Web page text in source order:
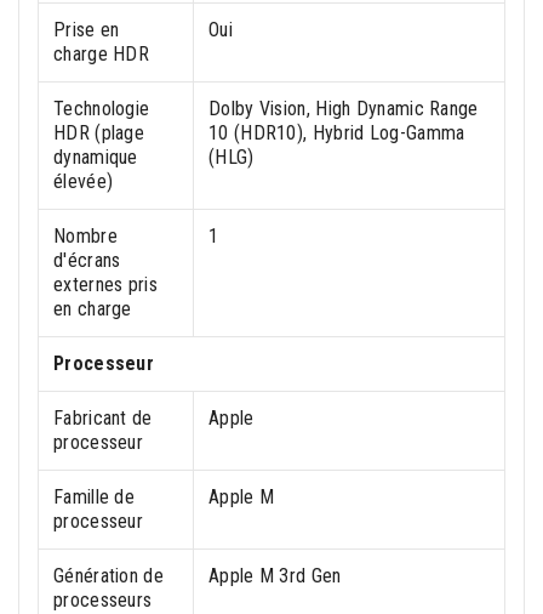
Prise en
charge HDR
Oui
Technologie
HDR (plage
dynamique
élevée)
Dolby Vision, High Dynamic Range
10 (HDR10), Hybrid Log-Gamma
(HLG)
Nombre
d'écrans
externes pris
en charge
1
Processeur
Fabricant de
processeur
Apple
Famille de
processeur
Apple M
Génération de
processeurs
Apple M 3rd Gen